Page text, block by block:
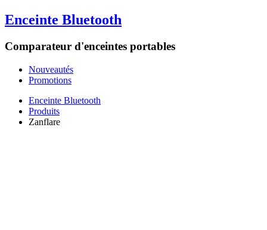
Enceinte Bluetooth
Comparateur d'enceintes portables
Nouveautés
Promotions
Enceinte Bluetooth
Produits
Zanflare